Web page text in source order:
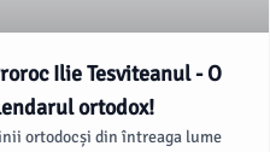
Ilie Tesviteanul - O
ortodox!
ortodocși din întreaga lume